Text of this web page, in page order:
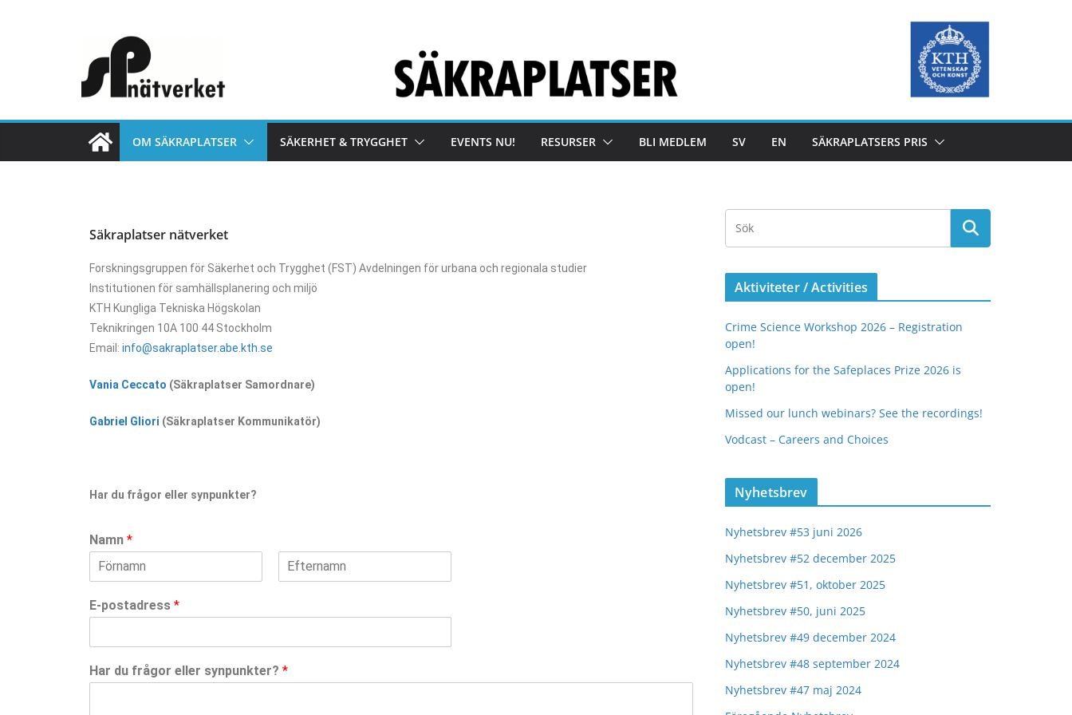
OM SÄKRAPLATSER SÄKERHET & TRYGGHET EVENTS NU! RESURSER BLI MEDLEM SV EN SÄKRAPLATSERS PRIS
Säkraplatser nätverket
Forskningsgruppen för Säkerhet och Trygghet (FST) Avdelningen för urbana och regionala studier
Institutionen för samhällsplanering och miljö
KTH Kungliga Tekniska Högskolan
Teknikringen 10A 100 44 Stockholm
Email: info@sakraplatser.abe.kth.se
Vania Ceccato (Säkraplatser Samordnare)
Gabriel Gliori (Säkraplatser Kommunikatör)
Har du frågor eller synpunkter?
Namn *
ö
rE-postadress *
Har du frågor eller synpunkter? *
Aktiviteter / Activities
Crime Science Workshop 2026 – Registration
open!
Applications for the Safeplaces Prize 2026 is
open!
Missed our lunch webinars? See the recordings!
Vodcast – Careers and Choices
Nyhetsbrev
Nyhetsbrev #53 juni 2026
Nyhetsbrev #52 december 2025
Nyhetsbrev #51, oktober 2025
Nyhetsbrev #50, juni 2025
Nyhetsbrev #49 december 2024
Nyhetsbrev #48 september 2024
Nyhetsbrev #47 maj 2024